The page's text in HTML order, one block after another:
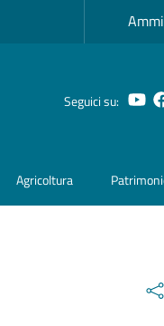
Seguici su:
Agricoltura